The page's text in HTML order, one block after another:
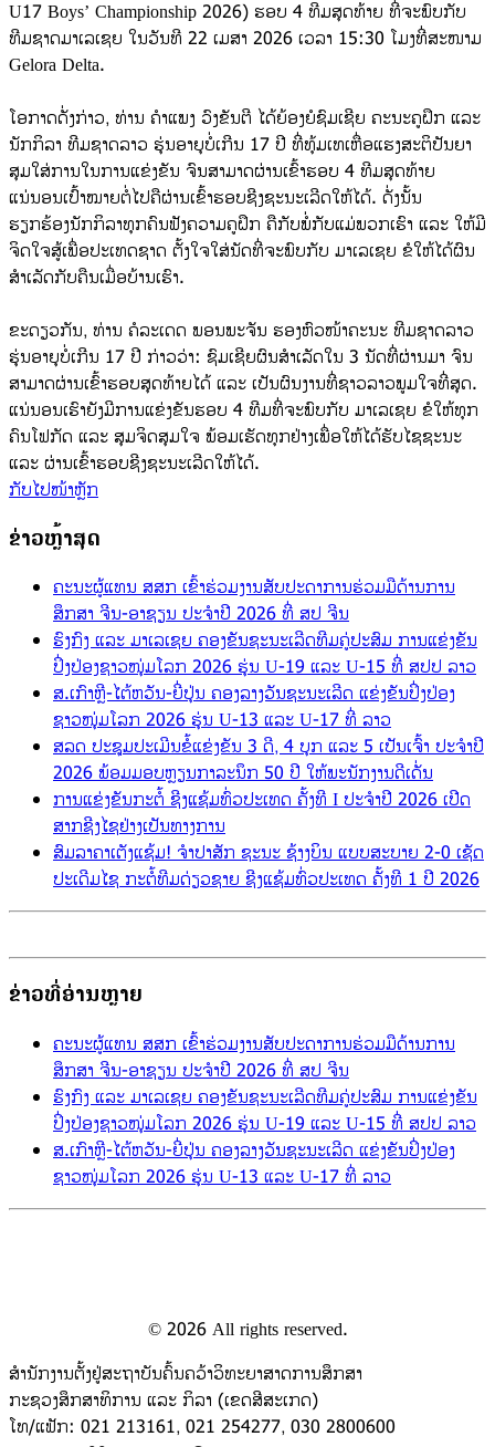
U17 Boys’ Championship 2026) ຮອບ 4 ທີມສຸດທ້າຍ ທີ່ຈະພົບກັບ
ທີມຊາດມາເລເຊຍ ໃນວັນທີ 22 ເມສາ 2026 ເວລາ 15:30 ໂມງທີ່ສະໜາມ
Gelora Delta.
ໂອກາດດັ່ງກ່າວ, ທ່ານ ຄໍາແພງ ວົງຂັນຕີ ໄດ້ຍ້ອງຍໍຊົມເຊີຍ ຄະນະຄູຝຶກ ແລະ
ນັກກິລາ ທີມຊາດລາວ ຮຸ່ນອາຍຸບໍ່ເກີນ 17 ປີ ທີ່ທຸ້ມເທເຫື່ອແຮງສະຕິປັນຍາ
ສຸມໃສ່ການໃນການແຂ່ງຂັນ ຈົນສາມາດຜ່ານເຂົ້າຮອບ 4 ທີມສຸດທ້າຍ
ແນ່ນອນເປົ້າໝາຍຕໍ່ໄປຄືຜ່ານເຂົ້າຮອບຊີງຊະນະເລີດໃຫ້ໄດ້. ດັ່ງນັ້ນ
ຮຽກຮ້ອງນັກກິລາທຸກຄົນຟັງຄວາມຄູຝຶກ ຄືກັບພໍ່ກັບແມ່ພວກເຮົາ ແລະ ໃຫ້ມີ
ຈິດໃຈສູ້ເພື່ອປະເທດຊາດ ຕັ້ງໃຈໃສ່ນັດທີ່ຈະພົບກັບ ມາເລເຊຍ ຂໍໃຫ້ໄດ້ຜົນ
ສໍາເລັດກັບຄືນເມື່ອບ້ານເຮົາ.
ຂະດຽວກັນ, ທ່ານ ຄໍລະເດດ ພອນພະຈັນ ຮອງຫົວໜ້າຄະນະ ທີມຊາດລາວ
ຮຸ່ນອາຍຸບໍ່ເກີນ 17 ປີ ກ່າວວ່າ: ຊົມເຊີຍຜົນສໍາເລັດໃນ 3 ນັດທີ່ຜ່ານມາ ຈົນ
ສາມາດຜ່ານເຂົ້າຮອບສຸດທ້າຍໄດ້ ແລະ ເປັນຜົນງານທີ່ຊາວລາວພູມໃຈທີ່ສຸດ.
ແນ່ນອນເຮົາຍັງມີການແຂ່ງຂັນຮອບ 4 ທີມທີ່ຈະພົບກັບ ມາເລເຊຍ ຂໍໃຫ້ທຸກ
ຄົນໂຟກັດ ແລະ ສຸມຈິດສຸມໃຈ ພ້ອມເຮັດທຸກຢ່າງເພື່ອໃຫ້ໄດ້ຮັບໄຊຊະນະ
ແລະ ຜ່ານເຂົ້າຮອບຊີງຊະນະເລີດໃຫ້ໄດ້.
ກັບໄປໜ້າຫຼັກ
ຂ່າວຫຼ້າສຸດ
ຄະນະຜູ້ແທນ ສສກ ເຂົ້າຮ່ວມງານສັບປະດາການຮ່ວມມືດ້ານການ
ສຶກສາ ຈີນ-ອາຊຽນ ປະຈຳປີ 2026 ທີ່ ສປ ຈີນ
ຮົງກົງ ແລະ ມາເລເຊຍ ຄອງຂັນຊະນະເລີດທີມຄູ່ປະສົມ ການແຂ່ງຂັນ
ປິ່ງປ່ອງຊາວໜຸ່ມໂລກ 2026 ຮຸ່ນ U-19 ແລະ U-15 ທີ່ ສປປ ລາວ
ສ.ເກົາຫຼີ-ໄຕ້ຫວັນ-ຍີ່ປຸ່ນ ຄອງລາງວັນຊະນະເລີດ ແຂ່ງຂັນປິ່ງປ່ອງ
ຊາວໜຸ່ມໂລກ 2026 ຮຸ່ນ U-13 ແລະ U-17 ທີ່ ລາວ
ສລດ ປະຊຸມປະເມີນຂໍ້ແຂ່ງຂັນ 3 ດີ, 4 ບຸກ ແລະ 5 ເປັນເຈົ້າ ປະຈຳປີ
2026 ພ້ອມມອບຫຼຽນກາລະນຶກ 50 ປີ ໃຫ້ພະນັກງານດີເດັ່ນ
ການແຂ່ງຂັນກະຕໍ້ ຊີງແຊ້ມທົ່ວປະເທດ ຄັ້ງທີ I ປະຈຳປີ 2026 ເປີດ
ສາກຊີງໄຊຢ່າງເປັນທາງການ
ສົມລາຄາເຕັງແຊ້ມ! ຈຳປາສັກ ຊະນະ ຊ້າງບິນ ແບບສະບາຍ 2-0 ເຊັດ
ປະເດີມໄຊ ກະຕໍ້ທີມດ່ຽວຊາຍ ຊີງແຊ້ມທົ່ວປະເທດ ຄັ້ງທີ 1 ປີ 2026
ຂ່າວທີ່ອ່ານຫຼາຍ
ຄະນະຜູ້ແທນ ສສກ ເຂົ້າຮ່ວມງານສັບປະດາການຮ່ວມມືດ້ານການ
ສຶກສາ ຈີນ-ອາຊຽນ ປະຈຳປີ 2026 ທີ່ ສປ ຈີນ
ຮົງກົງ ແລະ ມາເລເຊຍ ຄອງຂັນຊະນະເລີດທີມຄູ່ປະສົມ ການແຂ່ງຂັນ
ປິ່ງປ່ອງຊາວໜຸ່ມໂລກ 2026 ຮຸ່ນ U-19 ແລະ U-15 ທີ່ ສປປ ລາວ
ສ.ເກົາຫຼີ-ໄຕ້ຫວັນ-ຍີ່ປຸ່ນ ຄອງລາງວັນຊະນະເລີດ ແຂ່ງຂັນປິ່ງປ່ອງ
ຊາວໜຸ່ມໂລກ 2026 ຮຸ່ນ U-13 ແລະ U-17 ທີ່ ລາວ
© 2026All rights reserved.
ສຳນັກງານຕັ້ງຢູ່ສະຖາບັນຄົ້ນຄວ້າວິທະຍາສາດການສຶກສາ
ກະຊວງສຶກສາທິການ ແລະ ກິລາ (ເຂດສີສະເກດ)
ໂທ/ແຟັກ: 021 213161, 021 254277, 030 2800600